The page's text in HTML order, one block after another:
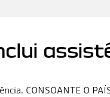
CONSOANTE O